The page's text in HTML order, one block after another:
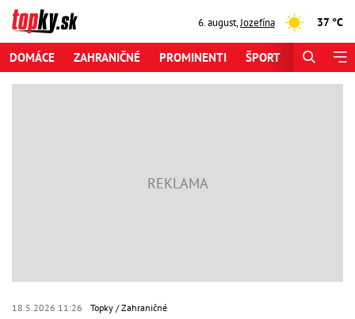
6. august,Jozefína 37 °C
DOMÁCE ZAHRANIČNÉ PROMINENTI ŠPORT
18.5.2026 11:26 Topky Zahraničné